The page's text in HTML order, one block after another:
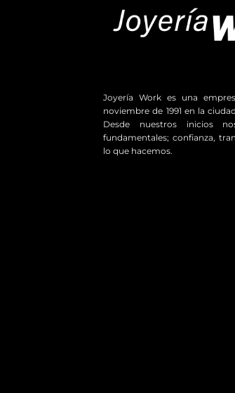
Joyería Work es una
noviembre de 1991 en la
Desde nuestros inicios
fundamentales; confianza,
lo que hacemos.